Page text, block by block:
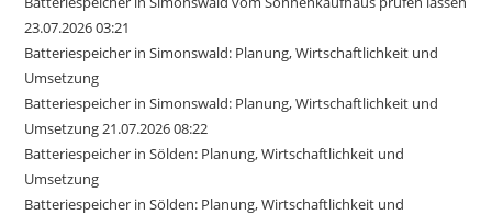
23.07.2026 03:21
Batteriespeicher in Simonswald: Planung, Wirtschaftlichkeit und
Umsetzung
Batteriespeicher in Simonswald: Planung, Wirtschaftlichkeit und
Umsetzung 21.07.2026 08:22
Batteriespeicher in Sölden: Planung, Wirtschaftlichkeit und
Umsetzung
Batteriespeicher in Sölden: Planung, Wirtschaftlichkeit und